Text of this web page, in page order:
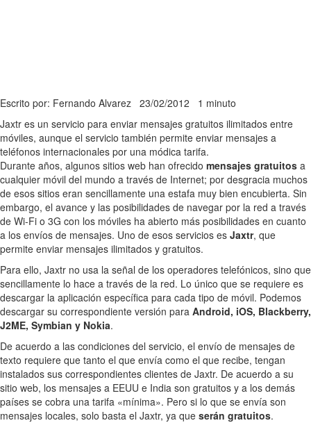
Escrito por: Fernando Alvarez 23/02/2012 1 minuto
Jaxtr es un servicio para enviar mensajes gratuitos ilimitados entre
móviles, aunque el servicio también permite enviar mensajes a
teléfonos internacionales por una módica tarifa.
Durante años, algunos sitios web han ofrecido mensajes gratuitos a
cualquier móvil del mundo a través de Internet; por desgracia muchos
de esos sitios eran sencillamente una estafa muy bien encubierta. Sin
embargo, el avance y las posibilidades de navegar por la red a través
de Wi-Fi o 3G con los móviles ha abierto más posibilidades en cuanto
a los envíos de mensajes. Uno de esos servicios es Jaxtr, que
permite enviar mensajes ilimitados y gratuitos.
Para ello, Jaxtr no usa la señal de los operadores telefónicos, sino que
sencillamente lo hace a través de la red. Lo único que se requiere es
descargar la aplicación específica para cada tipo de móvil. Podemos
descargar su correspondiente versión para Android, iOS, Blackberry,
J2ME, Symbian y Nokia.
De acuerdo a las condiciones del servicio, el envío de mensajes de
texto requiere que tanto el que envía como el que recibe, tengan
instalados sus correspondientes clientes de Jaxtr. De acuerdo a su
sitio web, los mensajes a EEUU e India son gratuitos y a los demás
países se cobra una tarifa «mínima». Pero si lo que se envía son
mensajes locales, solo basta el Jaxtr, ya que serán gratuitos.